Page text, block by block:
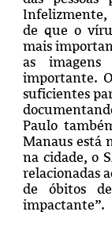
Infelizmente,
de que o
mais
as
importante.
suficientes
Paulo
Manaus está
na cidade, o
relacionadas
de óbitos
impactante”.